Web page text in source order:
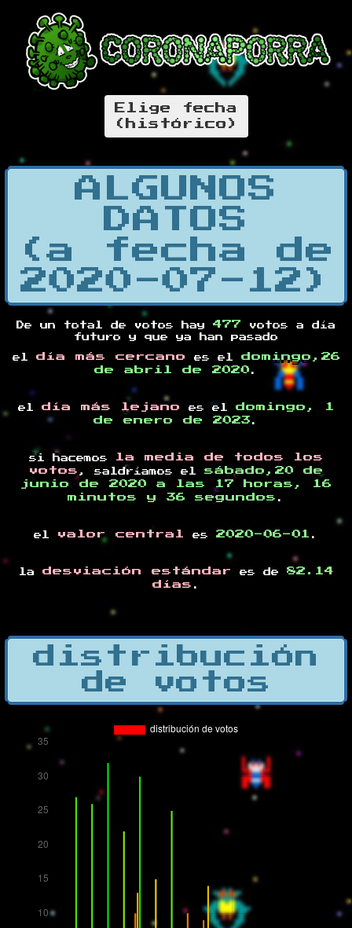
Elige fecha
(histórico)
ALGUNOS
DATOS
(a fecha de
2020-07-12)
De un total de votos hay 477 votos a día
futuro y que ya han pasado
el día más cercano es el domingo,26
de abril de 2020 .
el día más lejano es el domingo, 1
de enero de 2023 .
si hacemos
la media de todos los
votos , saldríamos el sábado,20 de
junio de 2020 a las 17 horas, 16
minutos y 36 segundos .
el valor central es 2020-06-01 .
la desviación estándar es de 82.14
días .
distribución
de votos